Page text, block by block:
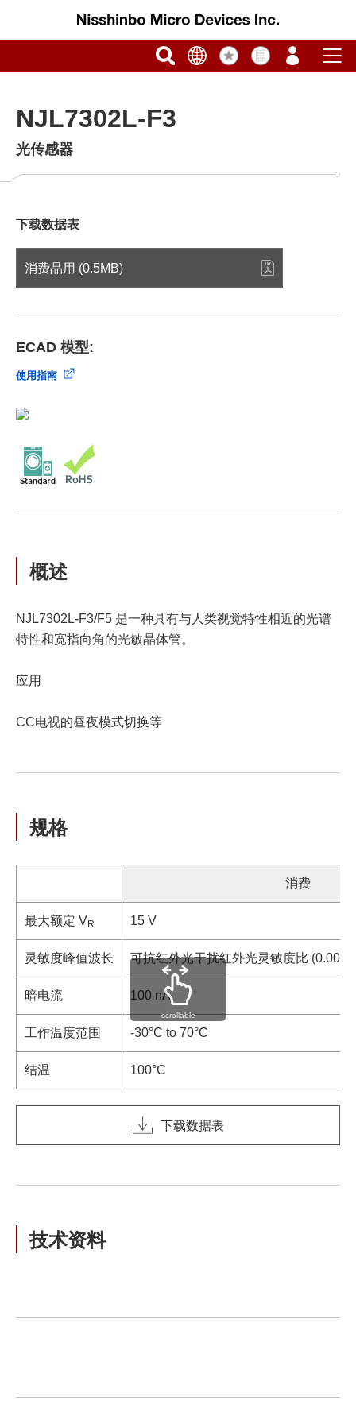
NJL7302L-F3
光传感器
下载数据表
消费品用 (0.5MB)
ECAD 模型:
使用指南
概述
NJL7302L-F3/F5 是一种具有与人类视觉特性相近的光谱
特性和宽指向角的光敏晶体管。
应用
CC电视的昼夜模式切换等
规格
消费
最大额定 VR 15 V
灵敏度峰值波长 可抗红外光干扰红外光灵敏度比
暗电流 100 nA
工作温度范围 -30°C to 70°C
结温 100°C
scrollable
下载数据表
技术资料